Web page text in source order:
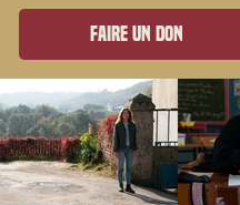
Faire un don